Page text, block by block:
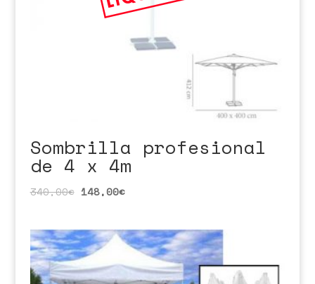
Sombrilla profesional
de 4 x 4m
340,00€ 148,00€